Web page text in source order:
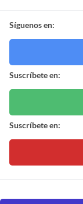
Síguenos en:
Suscríbete en:
Suscríbete en: